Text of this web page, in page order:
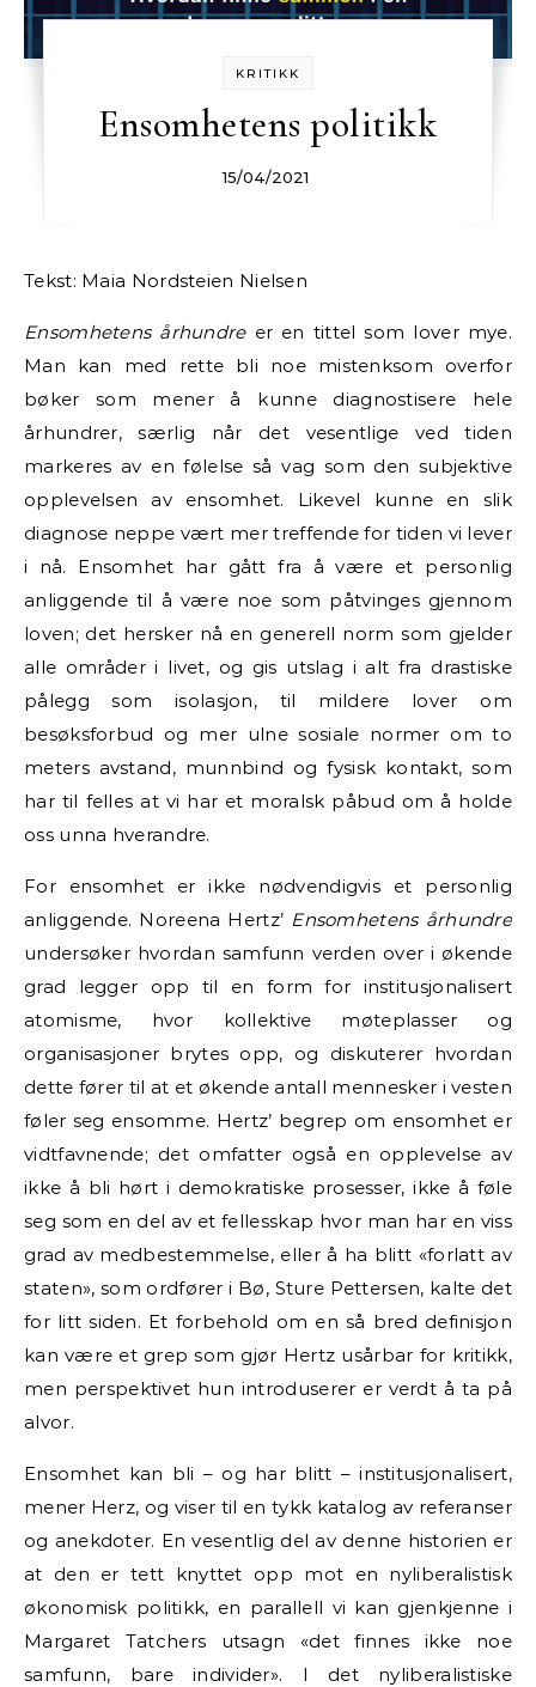
KRITIKK
Ensomhetens politikk
15/04/2021
Tekst: Maia Nordsteien Nielsen
Ensomhetens århundreer en tittel som lover mye.
Man kan med rette bli noe mistenksom overfor
bøker som mener å kunne diagnostisere hele
århundrer, særlig når det vesentlige ved tiden
markeres av en følelse så vag som den subjektive
opplevelsen av ensomhet. Likevel kunne en slik
diagnose neppe vært mer treffende for tiden vi lever
i nå. Ensomhet har gått fra å være et personlig
anliggende til å være noe som påtvinges gjennom
loven; det hersker nå en generell norm som gjelder
alle områder i livet, og gis utslag i alt fra drastiske
pålegg som isolasjon, til mildere lover om
besøksforbud og mer ulne sosiale normer om to
meters avstand, munnbind og fysisk kontakt, som
har til felles at vi har et moralsk påbud om å holde
oss unna hverandre.
For ensomhet er ikke nødvendigvis et personlig
anliggende. Noreena Hertz’ Ensomhetens århundre
undersøker hvordan samfunn verden over i økende
grad legger opp til en form for institusjonalisert
atomisme, hvor kollektive møteplasser og
organisasjoner brytes opp, og diskuterer hvordan
dette fører til at et økende antall mennesker i vesten
føler seg ensomme. Hertz’ begrep om ensomhet er
vidtfavnende; det omfatter også en opplevelse av
ikke å bli hørt i demokratiske prosesser, ikke å føle
seg som en del av et fellesskap hvor man har en viss
grad av medbestemmelse, eller å ha blitt «forlatt av
staten», som ordfører i Bø, Sture Pettersen, kalte det
for litt siden. Et forbehold om en så bred definisjon
kan være et grep som gjør Hertz usårbar for kritikk,
men perspektivet hun introduserer er verdt å ta på
alvor.
Ensomhet kan bli – og har blitt – institusjonalisert,
mener Herz, og viser til en tykk katalog av referanser
og anekdoter. En vesentlig del av denne historien er
at den er tett knyttet opp mot en nyliberalistisk
økonomisk politikk, en parallell vi kan gjenkjenne i
Margaret Tatchers utsagn «det finnes ikke noe
samfunn, bare individer». I det nyliberalistiske